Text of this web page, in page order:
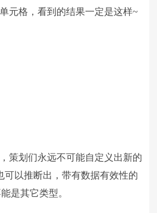
元格，看到的结果一定是这样~
策划们永远不可能自定义出新的
可以推断出，带有数据有效性的
是其它类型。